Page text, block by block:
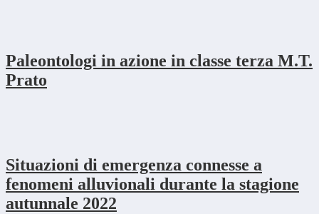
Paleontologi in azione in classe terza M.T.
Prato
Situazioni di emergenza connesse a
fenomeni alluvionali durante la stagione
autunnale 2022